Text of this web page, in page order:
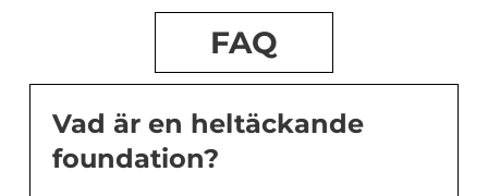
FAQ
Vad är en heltäckande
foundation?